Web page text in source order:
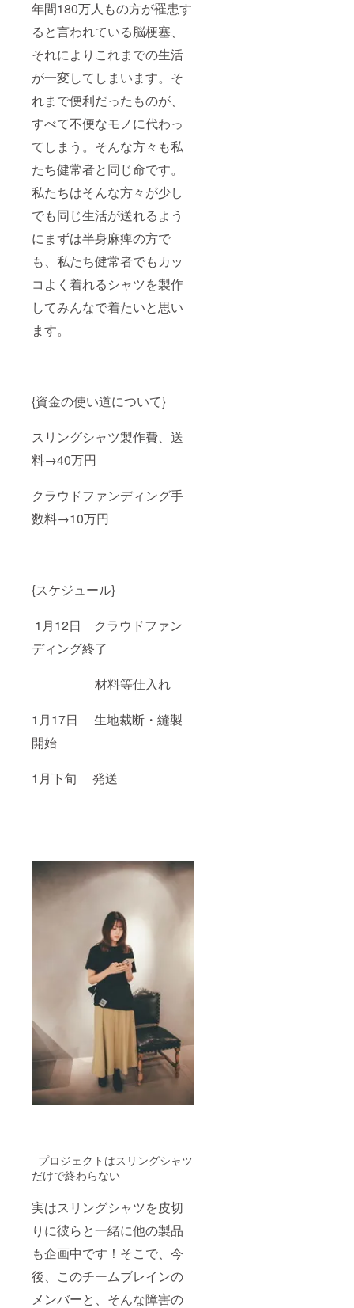
年間180万人もの方が罹患す
ると言われている脳梗塞、
それによりこれまでの生活
が一変してしまいます。そ
れまで便利だったものが、
すべて不便なモノに代わっ
てしまう。そんな方々も私
たち健常者と同じ命です。
私たちはそんな方々が少し
でも同じ生活が送れるよう
にまずは半身麻痺の方で
も、私たち健常者でもカッ
コよく着れるシャツを製作
してみんなで着たいと思い
ます。
{資金の使い道について}
スリングシャツ製作費、送
料→40万円
クラウドファンディング手
数料→10万円
{スケジュール}
1月12日 クラウドファン
ディング終了
材料等仕入れ
1月17日 生地裁断・縫製
開始
1月下旬 発送
−プロジェクトはスリングシャツ
だけで終わらない−
実はスリングシャツを皮切
りに彼らと一緒に他の製品
も企画中です！そこで、今
後、このチームブレインの
メンバーと、そんな障害の